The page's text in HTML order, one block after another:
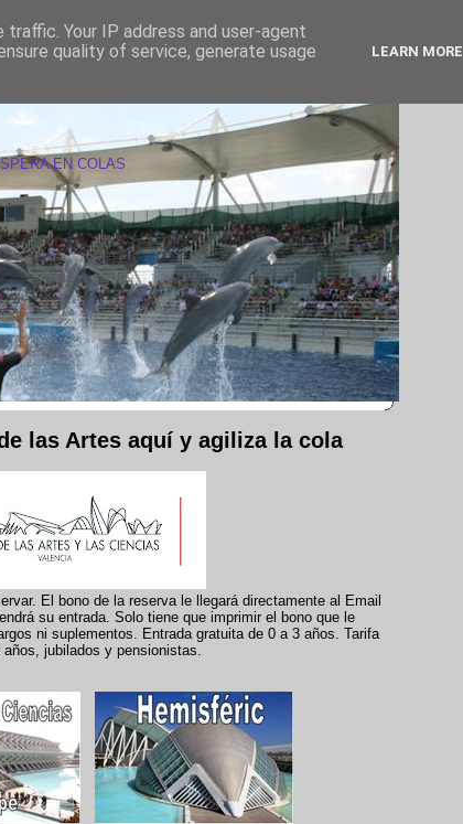
EN COLAS
las Artes aquí y agiliza la cola
El bono de la reserva le llegará directamente al Email
su entrada. Solo tiene que imprimir el bono que le
ni suplementos. Entrada gratuita de 0 a 3 años. Tarifa
jubilados y pensionistas.
Your IP address and user-agent
quality of service, generate usage
LEARN MORE